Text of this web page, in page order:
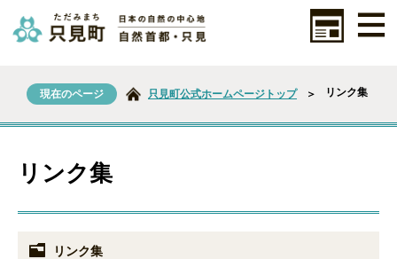
現在のページ 只見町公式ホームページトップ ＞ リンク集
リンク集
リンク集